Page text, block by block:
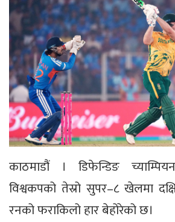
काठमाडौं । डिफेन्डिङ
विश्वकपको तेस्रो सुपर–८ खेलमा
रनको फराकिलो हार बेहोरेको छ।